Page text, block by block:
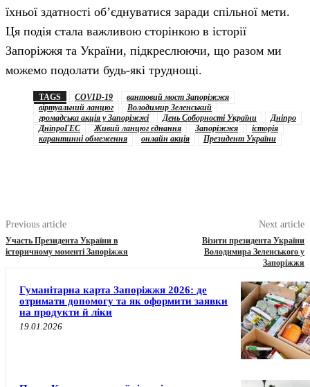
їхньої здатності об’єднуватися заради спільної мети.
Ця подія стала важливою сторінкою в історії
Запоріжжя та України, підкреслюючи, що разом ми
можемо подолати будь-які труднощі.
TAGS COVID-19
вантовий мост Запоріжжя
віртуальний ланцюг
Володимир Зеленський
громадська акція у Запоріжжі
День Соборності України
Дніпро
ДніпроГЕС
Живий ланцюг єднання Запоріжжя
історія
карантинні обмеження
онлайн акція Президент України
Previous article
Участь Президента України в
історичному моменті Запоріжжя
Next article
Візити президента України
Володимира Зеленського у
Запоріжжя
Гуманітарна карта Запоріжжя 2026: де
отримати допомогу та як оформити заявки
на продукти й ліки
19.01.2026